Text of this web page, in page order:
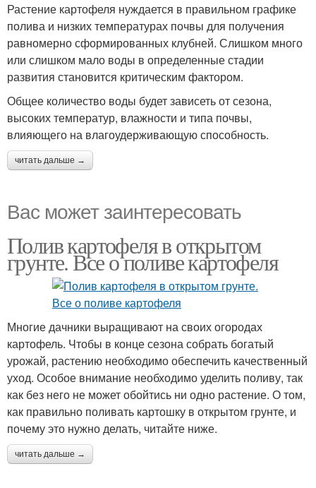
Растение картофеля нуждается в правильном графике
полива и низких температурах почвы для получения
равномерно сформированных клубней. Слишком много
или слишком мало воды в определенные стадии
развития становится критическим фактором.
Общее количество воды будет зависеть от сезона,
высоких температур, влажности и типа почвы,
влияющего на влагоудерживающую способность.
читать дальше →
Вас может заинтересовать
Полив картофеля в открытом
грунте. Все о поливе картофеля
Многие дачники выращивают на своих огородах
картофель. Чтобы в конце сезона собрать богатый
урожай, растению необходимо обеспечить качественный
уход. Особое внимание необходимо уделить поливу, так
как без него не может обойтись ни одно растение. О том,
как правильно поливать картошку в открытом грунте, и
почему это нужно делать, читайте ниже.
читать дальше →